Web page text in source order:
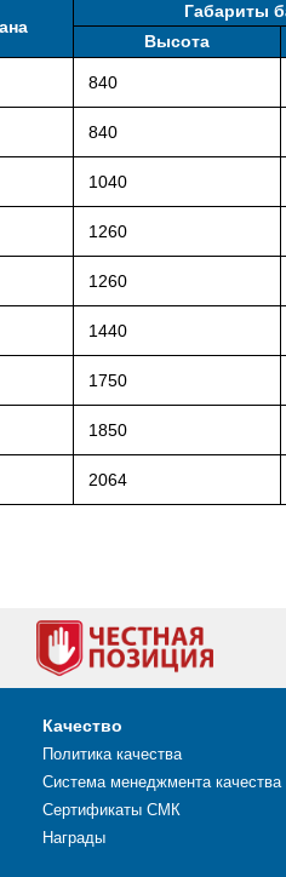
Габариты
Высота
840
840
1040
1260
1260
1440
1750
1850
2064
Качество
Политика качества
Система менеджмента качества
Сертификаты СМК
Награды